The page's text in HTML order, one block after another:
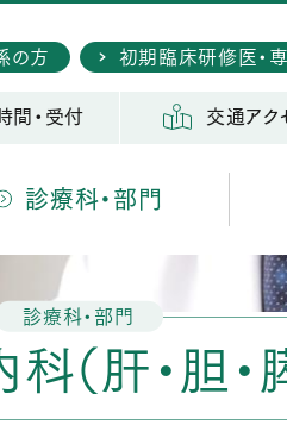
の方 初期臨床研修医・
索
間・受付 交通アク
診療科・部門
診療科・部門
（肝・胆・